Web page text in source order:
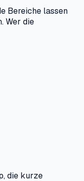
Bereiche lassen
Wer die
die kurze